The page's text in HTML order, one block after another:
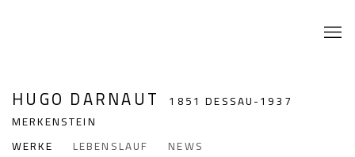
HUGO DARNAUT
1851 DESSAU-1937
MERKENSTEIN
WERKE
LEBENSLAUF NEWS